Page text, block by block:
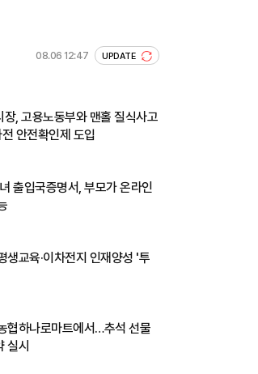
08.06 12:47 UPDATE
장, 고용노동부와 맨홀 질식사고
안전확인제 도입
출입국증명서, 부모가 온라인
생교육·이차전지 인재양성 '투
협하나로마트에서…추석 선물
실시